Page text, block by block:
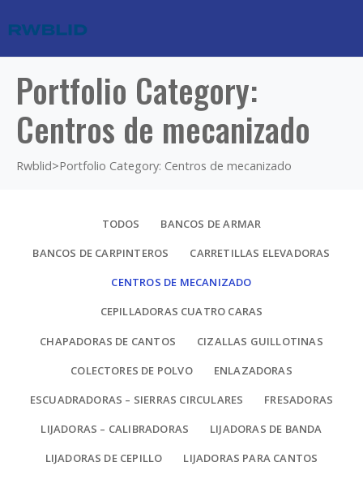
Portfolio Category:
Centros de mecanizado
Rwblid>Portfolio Category: Centros de mecanizado
TODOS BANCOS DE ARMAR
BANCOS DE CARPINTEROS CARRETILLAS ELEVADORAS
CENTROS DE MECANIZADO
CEPILLADORAS CUATRO CARAS
CHAPADORAS DE CANTOS CIZALLAS GUILLOTINAS
COLECTORES DE POLVO ENLAZADORAS
ESCUADRADORAS – SIERRAS CIRCULARES FRESADORAS
LIJADORAS – CALIBRADORAS LIJADORAS DE BANDA
LIJADORAS DE CEPILLO LIJADORAS PARA CANTOS